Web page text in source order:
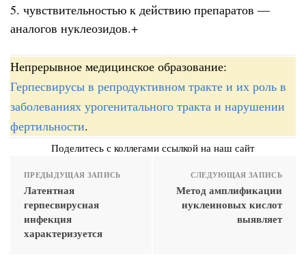
5. чувствительностью к действию препаратов —
аналогов нуклеозидов.+
Непрерывное медицинское образование:
Герпесвирусы в репродуктивном тракте и их роль в
заболеваниях урогенитального тракта и нарушении
фертильности.
Поделитесь с коллегами ссылкой на наш сайт
ПРЕДЫДУЩАЯ ЗАПИСЬ
Латентная
герпесвирусная
инфекция
характеризуется
СЛЕДУЮЩАЯ ЗАПИСЬ
Метод амплификации
нуклеиновых кислот
выявляет